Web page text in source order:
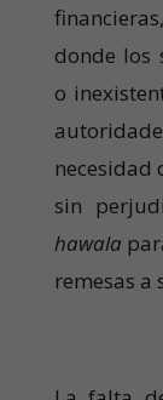
donde los
o
necesidad
sin
hawala
remesas a